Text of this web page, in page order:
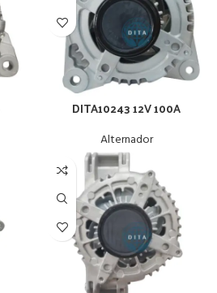
DITA10243 12V 100A
Alternador